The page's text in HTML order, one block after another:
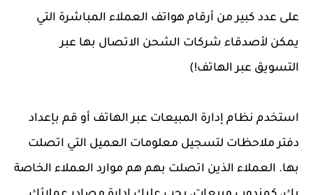
على عدد كبير من أرقام هواتف العملاء المباشرة التي
يمكن لأصدقاء شركات الشحن الاتصال بها عبر
التسويق عبر الهاتف!)
استخدم نظام إدارة المبيعات عبر الهاتف أو قم بإعداد
دفتر ملاحظات لتسجيل معلومات العميل التي اتصلت
بها. العملاء الذين اتصلت بهم هم موارد العملاء الخاصة